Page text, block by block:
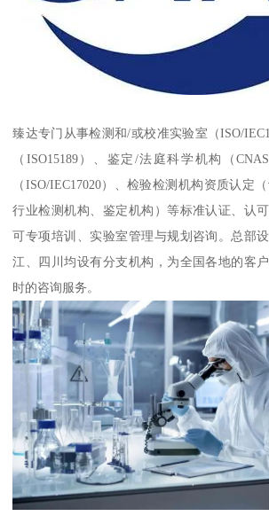
臻达专门从事检测和/或校准实验室（ISO/
（ISO15189）、鉴定/法庭科学机构（
（ISO/IEC17020）、检验检测机构资质认定
行业检测机构、鉴定机构）等标准认证、认
可专项培训、实验室管理与规划咨询。总部
江、四川均设有分支机构，为全国各地的客
时的咨询服务。